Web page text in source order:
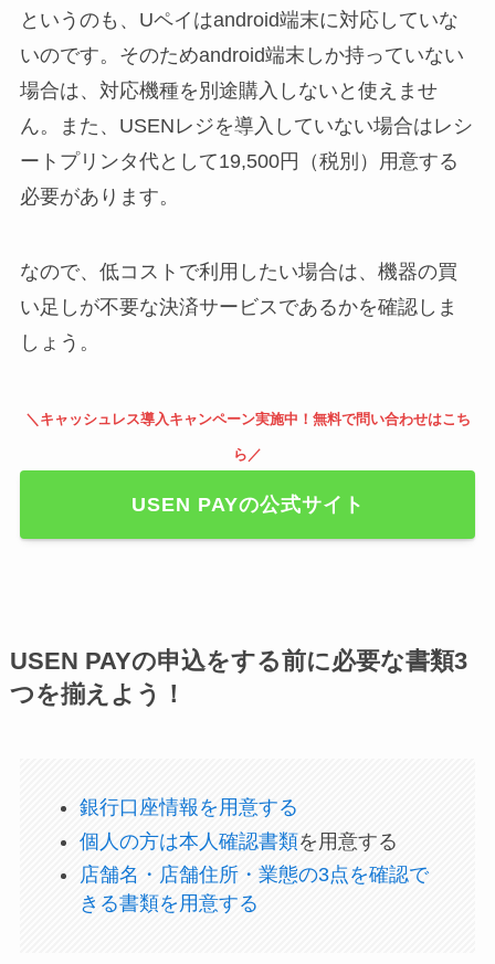
というのも、Uペイはandroid端末に対応していな
いのです。そのためandroid端末しか持っていない
場合は、対応機種を別途購入しないと使えませ
ん。また、USENレジを導入していない場合はレシ
ートプリンタ代として19,500円（税別）用意する
必要があります。
なので、低コストで利用したい場合は、機器の買
い足しが不要な決済サービスであるかを確認しま
しょう。
＼キャッシュレス導入キャンペーン実施中！無料で問い合わせはこち
ら／
USEN PAYの公式サイト
USEN PAYの申込をする前に必要な書類3
つを揃えよう！
銀行口座情報を用意する
個人の方は本人確認書類を用意する
店舗名・店舗住所・業態の3点を確認で
きる書類を用意する